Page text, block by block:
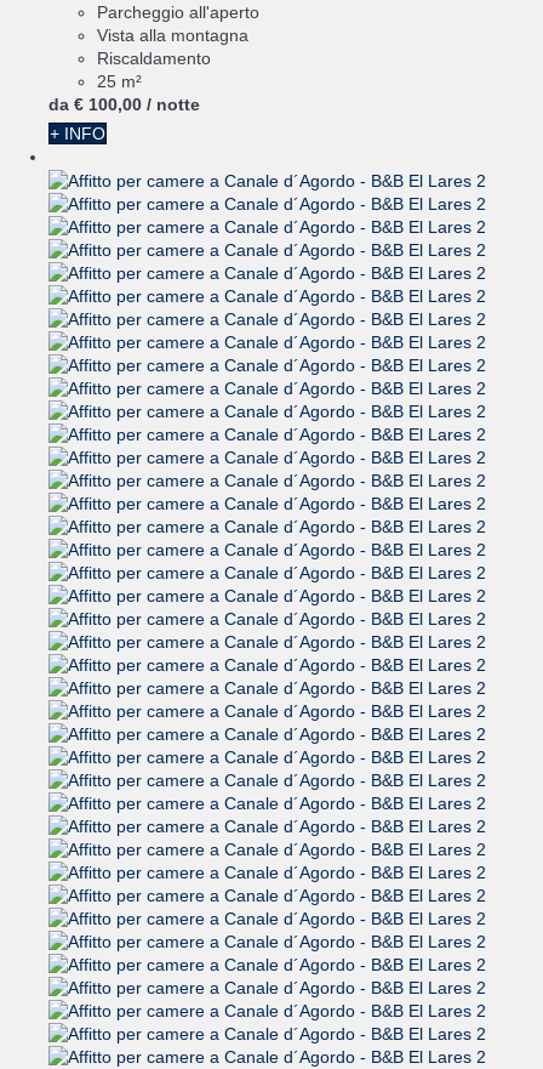
Parcheggio all'aperto
Vista alla montagna
Riscaldamento
25 m²
da € 100,00 / notte
+ INFO